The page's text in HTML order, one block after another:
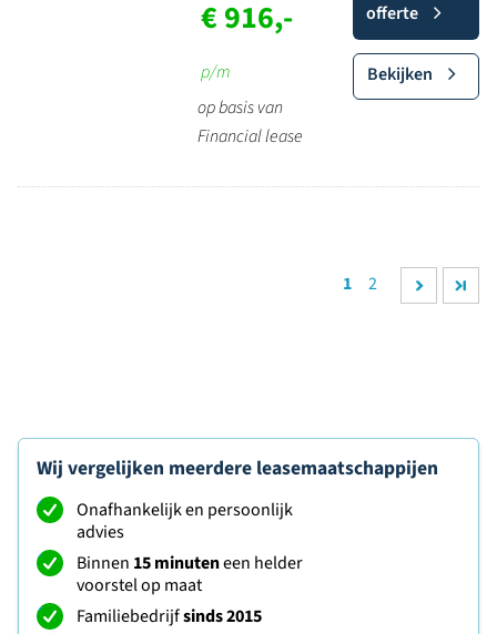
€ 916,-
p/m
op basis van
Financial lease
offerte
Bekijken
1 2
Wij vergelijken meerdere leasemaatschappijen
Onafhankelijk en persoonlijk
advies
Binnen 15 minuteneen helder
voorstel op maat
Familiebedrijfsinds 2015